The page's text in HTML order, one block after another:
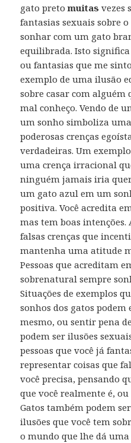
gato pretomuitas vezes
fantasias sexuais sobre
sonhar com um gato
equilibrada. Isto significa
ou fantasias que me
exemplo de uma ilusão
sobre casar com alguém
mal conheço. Vendo de
um sonho simboliza
poderosas crenças
verdadeiras. Um
uma crença irracional
ninguém jamais iria
um gato azul em um
positiva. Você acredita
mas tem boas intenções.
falsas crenças que
mantenha uma atitude
Pessoas que acreditam
sobrenatural sempre
Situações de exemplos
sonhos dos gatos
mesmo, ou sentir pena
podem ser ilusões
pessoas que você já
representar coisas que
você precisa, pensando
que você realmente é,
Gatos também podem
ilusões que você tem
o mundo que lhe dá uma